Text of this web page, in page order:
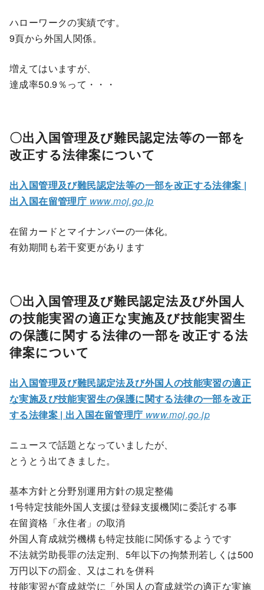
ハローワークの実績です。
9頁から外国人関係。
増えてはいますが、
達成率50.9％って・・・
〇出入国管理及び難民認定法等の一部を
改正する法律案について
出入国管理及び難民認定法等の一部を改正する法律案 |
出入国在留管理庁 www.moj.go.jp
在留カードとマイナンバーの一体化。
有効期間も若干変更があります
〇出入国管理及び難民認定法及び外国人
の技能実習の適正な実施及び技能実習生
の保護に関する法律の一部を改正する法
律案について
出入国管理及び難民認定法及び外国人の技能実習の適正
な実施及び技能実習生の保護に関する法律の一部を改正
する法律案 | 出入国在留管理庁 www.moj.go.jp
ニュースで話題となっていましたが、
とうとう出てきました。
基本方針と分野別運用方針の規定整備
1号特定技能外国人支援は登録支援機関に委託する事
在留資格「永住者」の取消
外国人育成就労機構も特定技能に関係するようです
不法就労助長罪の法定刑、5年以下の拘禁刑若しくは500
万円以下の罰金、又はこれを併科
技能実習が育成就労に「外国人の育成就労の適正な実施